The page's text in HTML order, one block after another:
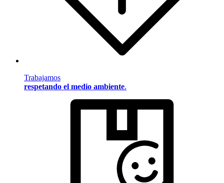
Trabajamos
respetando el medio ambiente.